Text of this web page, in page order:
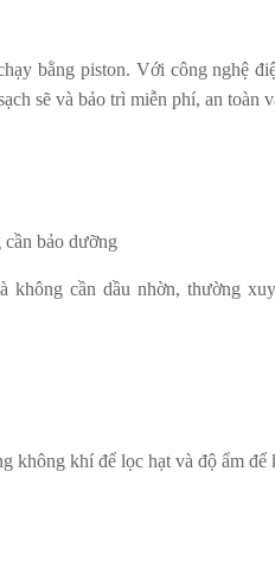
bằng piston. Với công nghệ
sẽ và bảo trì miễn phí, an toàn
bảo dưỡng
cần dầu nhờn, thường
không khí để lọc hạt và độ ẩm để